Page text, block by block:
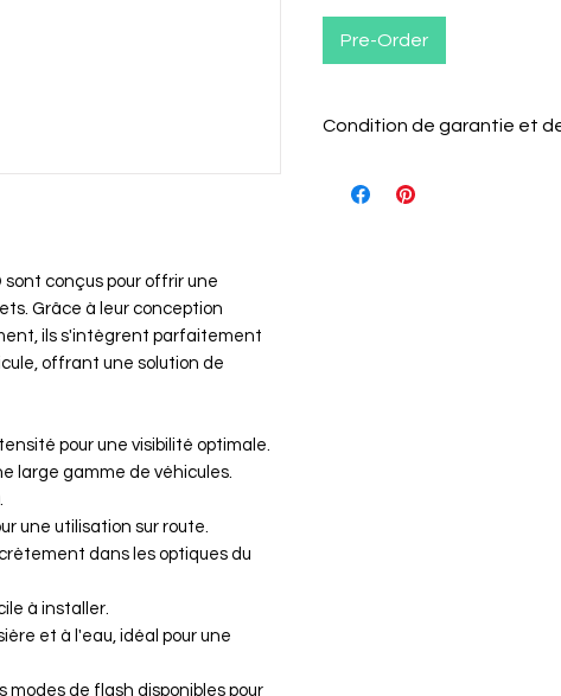
sont conçus pour offrir une
Grâce à leur conception
ils s'intègrent parfaitement
offrant une solution de
pour une visibilité optimale.
large gamme de véhicules.
une utilisation sur route.
dans les optiques du
à installer.
et à l'eau, idéal pour une
modes de flash disponibles pour
Pre-Order
Condition de garantie et
pour le retourner sans motif.